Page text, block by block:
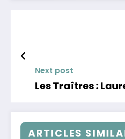
Next post
Les Traîtres :
ARTICLES